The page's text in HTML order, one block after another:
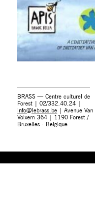
BRASS — Centre culturel de
Forest | 02/332.40.24 |
info@lebrass.be | Avenue Van
Volxem 364 | 1190 Forest /
Bruxelles · Belgique